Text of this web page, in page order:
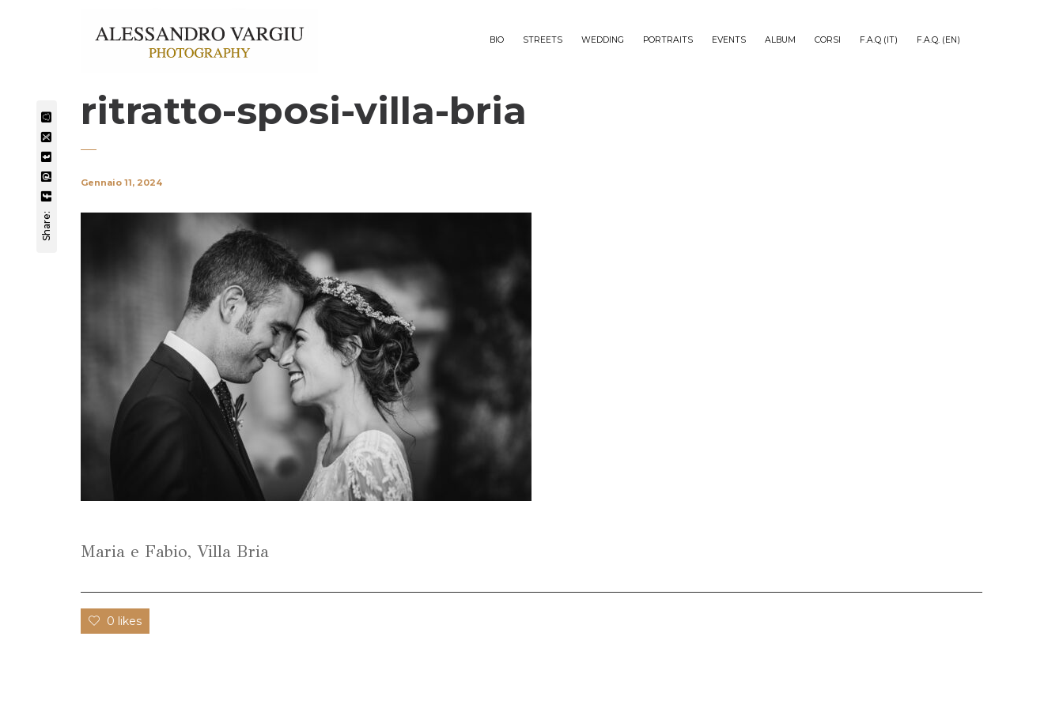
BIO STREETS WEDDING PORTRAITS EVENTS ALBUM CORSI F.A.Q (IT) F.A.Q. (EN)
ritratto-sposi-villa-bria
Share:
Gennaio 11, 2024
Maria e Fabio, Villa Bria
0 likes